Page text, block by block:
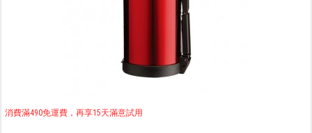
消費滿490免運費，再享15天滿意試用